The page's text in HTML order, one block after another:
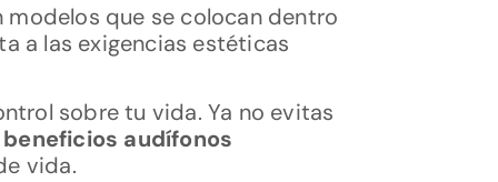
que se colocan dentro
a las exigencias estéticas
sobre tu vida. Ya no evitas
beneficios audífonos
vida.